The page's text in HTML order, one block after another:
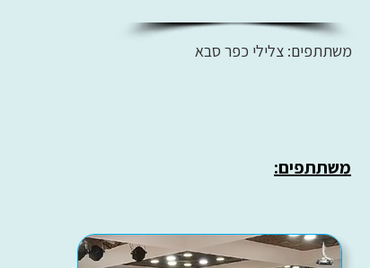
משתתפים: צלילי כפר סבא
משתתפים: